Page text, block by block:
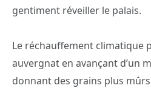
gentiment réveiller le palais.
Le réchauffement climatique
auvergnat en avançant d’un
donnant des grains plus